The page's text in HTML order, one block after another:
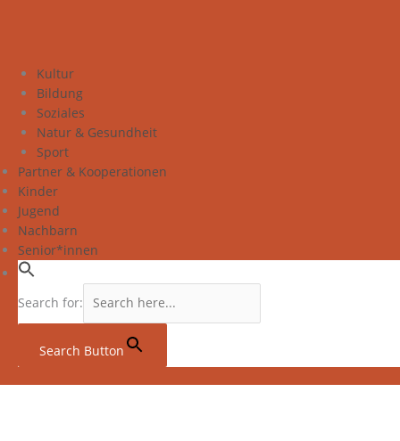
Kultur
Bildung
Soziales
Natur & Gesundheit
Sport
Partner & Kooperationen
Kinder
Jugend
Nachbarn
Senior*innen
Search for:
Search Button